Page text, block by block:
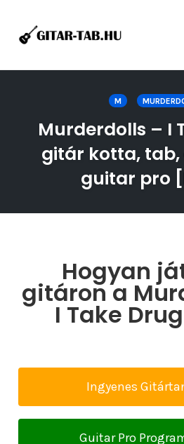
M
Murderdolls – I
gitár kotta,
guitar pro
Hogyan
gitáron a
I Take
Ingyenes
Guitar Pro